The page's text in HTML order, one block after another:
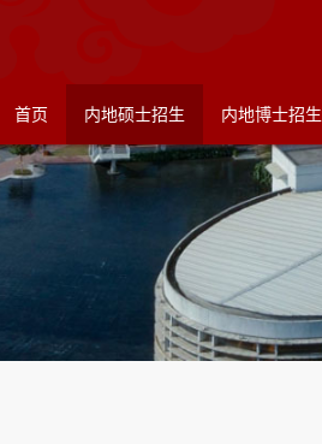
首页 内地硕士招生 内地博士招生